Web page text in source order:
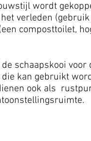
wordt
verleden
composttoilet,
schaapskooi
kan gebruikt
ook als